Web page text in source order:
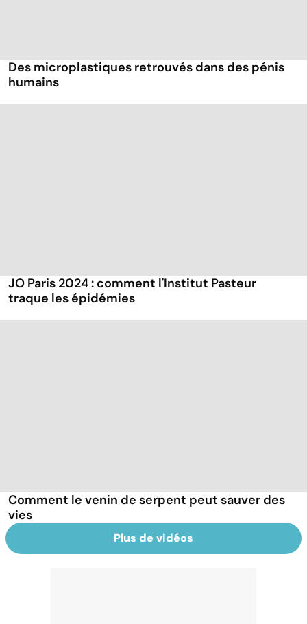
Des microplastiques retrouvés dans des pénis
humains
JO Paris 2024 : comment l'Institut Pasteur
traque les épidémies
Comment le venin de serpent peut sauver des
vies
Plus de vidéos